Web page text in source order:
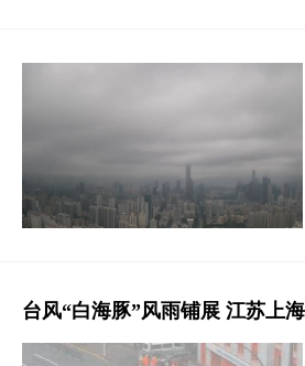
台风“白海豚”风雨铺展 江苏上